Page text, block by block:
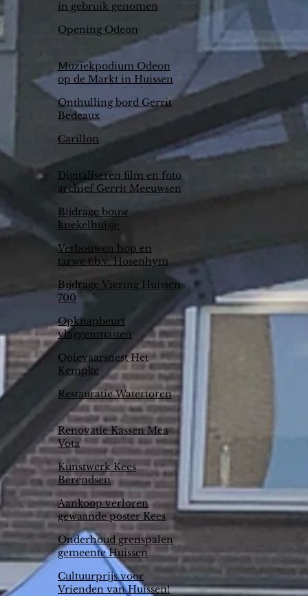
in gebruik genomen
Opening Odeon
Muziekpodium Odeon
op de Markt in Huissen
gaat er nu (écht) komen
Onthulling bord Gerrit
Bedeaux
Carillon
Digitaliseren film en foto
archief Gerrit Meeuwsen
en historische kring
Bijdrage bouw
knekelhuisje
Verbouwen hop en
tarwe t.b.v. Hosenhym
bier
Bijdrage Viering Huissen
700
Opknapbeurt
vlaggenmasten
Arnhemse Poort
Ooievaarsnest Het
Kempke
Restauratie Watertoren
Renovatie Kassen Mea
Vota
Kunstwerk Kees
Berendsen
Aankoop verloren
gewaande poster Kees
Berendsen
Onderhoud grenspalen
gemeente Huissen
Cultuurprijs voor
Vrienden van Huissen!